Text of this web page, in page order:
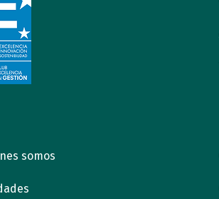
somos